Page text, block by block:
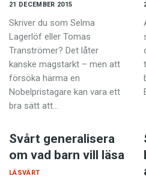
21 DECEMBER 2015
Skriver du som Selma
Lagerlöf eller Tomas
Tranströmer? Det låter
kanske magstarkt – men att
försöka härma en
Nobelpristagare kan vara ett
bra sätt att…
Svårt generalisera
om vad barn vill läsa
LÄSVÄRT